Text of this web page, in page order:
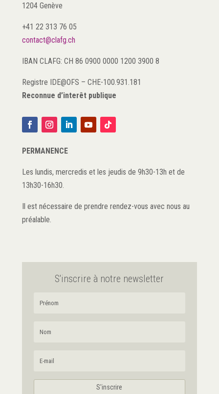
1204 Genève
+41 22 313 76 05
contact@clafg.ch
IBAN CLAFG: CH 86 0900 0000 1200 3900 8
Registre IDE@OFS – CHE-100.931.181
Reconnue d’interêt publique
PERMANENCE
Les lundis, mercredis et les jeudis de 9h30-13h et de
13h30-16h30.
Il est nécessaire de prendre rendez-vous avec nous au
préalable.
S'inscrire à notre newsletter
S'inscrire